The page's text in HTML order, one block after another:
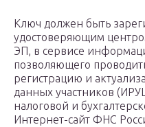
Ключ должен быть
удостоверяющим
ЭП, в сервисе
позволяющего
регистрацию и
данных участников
налоговой и
Интернет-сайт ФНС